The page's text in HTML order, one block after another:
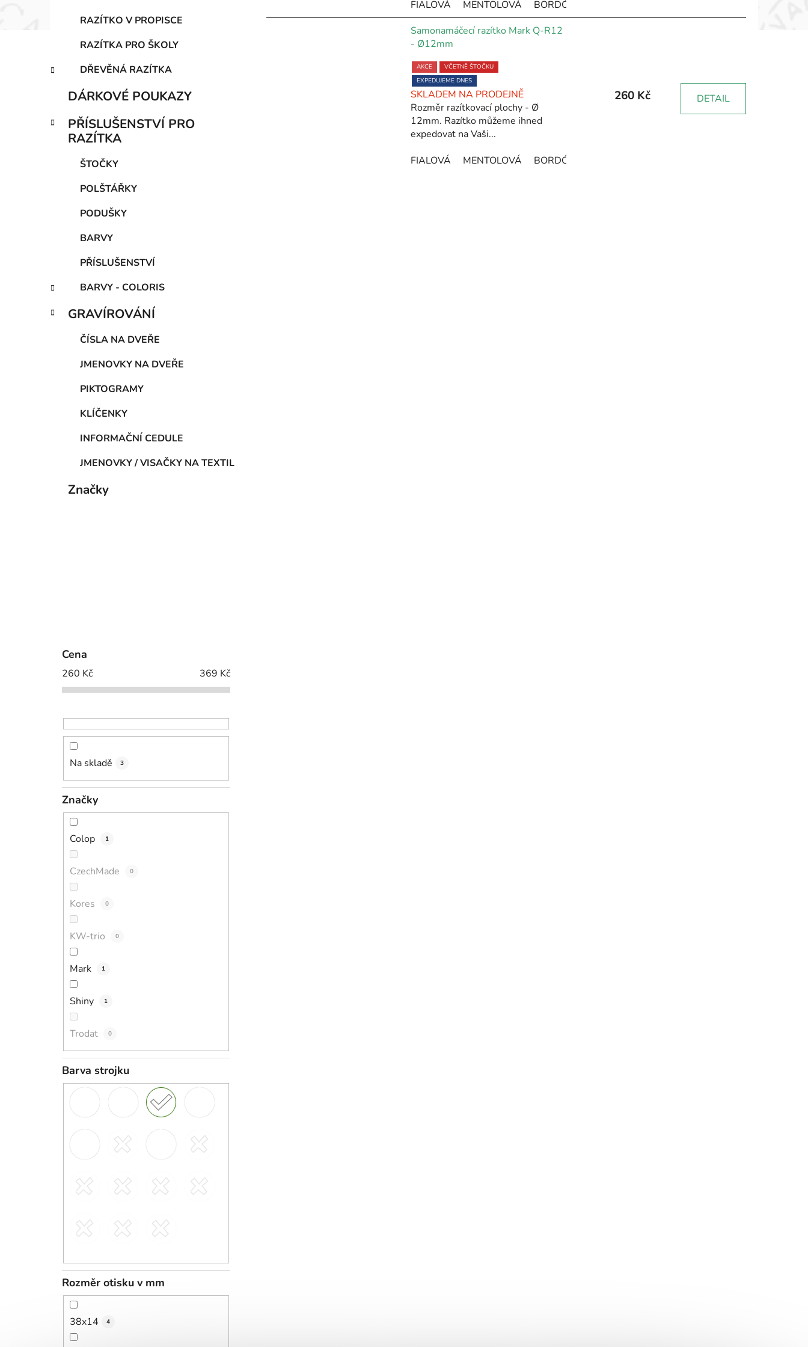
RAZÍTKO V PROPISCE
RAZÍTKA PRO ŠKOLY
DŘEVĚNÁ RAZÍTKA
DÁRKOVÉ POUKAZY
PŘÍSLUŠENSTVÍ PRO
RAZÍTKA
ŠTOČKY
POLŠTÁŘKY
PODUŠKY
BARVY
PŘÍSLUŠENSTVÍ
BARVY - COLORIS
GRAVÍROVÁNÍ
ČÍSLA NA DVEŘE
JMENOVKY NA DVEŘE
PIKTOGRAMY
KLÍČENKY
INFORMAČNÍ CEDULE
JMENOVKY / VISAČKY NA TEXTIL
Značky
Cena
260 Kč 369 Kč
Na skladě 3
Značky
Colop 1
CzechMade 0
Kores 0
KW-trio 0
Mark 1
Shiny 1
Trodat 0
Barva strojku
Rozměr otisku v mm
38x14 4
5,0
z
5
hvězdiček.
FIALOVÁ
MENTOLOVÁ BORDÓ
Samonamáčecí razítko Mark Q-R12
- Ø12mm
hodnocení
produktu
je
5,0
z
5
AKCE
VČETNĚ ŠTOČKU
EXPEDUJEME DNES
SKLADEM NA PRODEJNĚ
Rozměr razítkovací plochy - Ø
12mm. Razítko můžeme ihned
expedovat na Vaši...
FIALOVÁ
MENTOLOVÁ BORDÓ
260 Kč DETAIL